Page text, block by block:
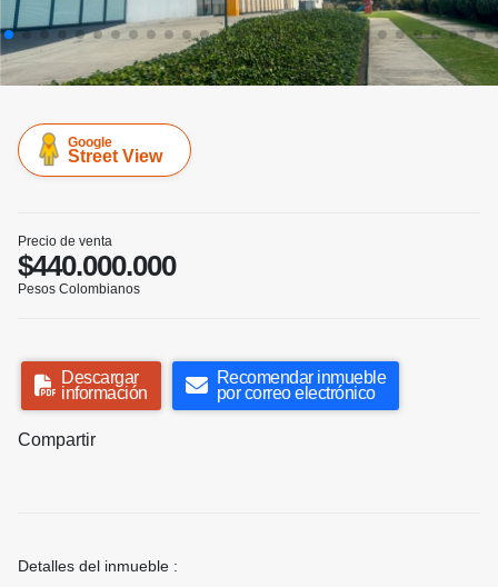
Google
Street View
Precio de venta
$440.000.000
Pesos Colombianos
Descargar
información
Recomendar inmueble
por correo electrónico
Compartir
Detalles del inmueble :